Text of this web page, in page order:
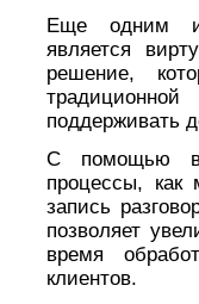
Еще одним
является
решение,
поддерживать
С помощью
процессы, как
запись
позволяет
время
клиентов.